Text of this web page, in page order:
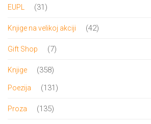
EUPL 31 31
Knjige na velikoj akciji 4242
Gift Shop 77
Knjige 358358
proizvoda
Poezija 131 131
Proza 135135